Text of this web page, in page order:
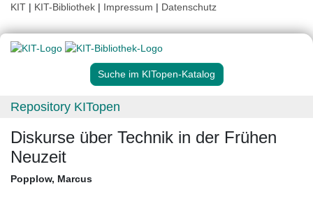
KIT | KIT-Bibliothek | Impressum | Datenschutz
Suche im KITopen-Katalog
Repository KITopen
Diskurse über Technik in der Frühen
Neuzeit
Popplow, Marcus